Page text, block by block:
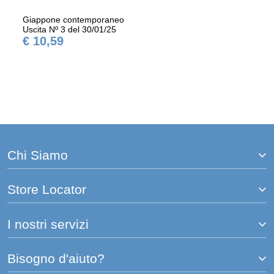
Giappone contemporaneo
Uscita Nº 3 del 30/01/25
€ 10,59
Chi Siamo
Store Locator
I nostri servizi
Bisogno d'aiuto?